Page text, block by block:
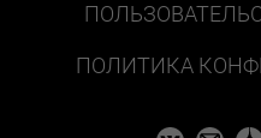
ПОЛИТИКА